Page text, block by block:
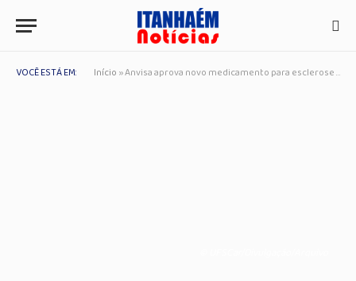
VOCÊ ESTÁ EM: Início »Anvisa aprova novo medicamento para esclerose múltipla recorrente